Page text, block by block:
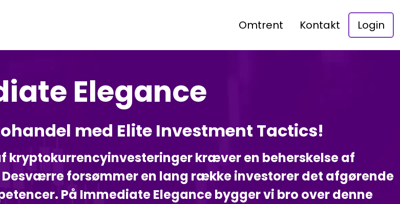
Omtrent Kontakt Login
Elegance
med Elite Investment Tactics!
kryptokurrencyinvesteringer kræver en beherskelse af
forsømmer en lang række investorer det afgørende
På Immediate Elegance bygger vi bro over denne